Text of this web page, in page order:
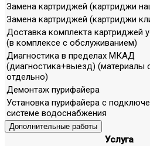
Замена картриджей (картриджи
Замена картриджей (картриджи
Доставка комплекта картриджей
(в комплексе с обслуживанием)
Диагностика в пределах МКАД
(диагностика+выезд) (материалы
отдельно)
Демонтаж пурифайера
Установка пурифайера с
системе водоснабжения
Дополнительные работы
Услуга